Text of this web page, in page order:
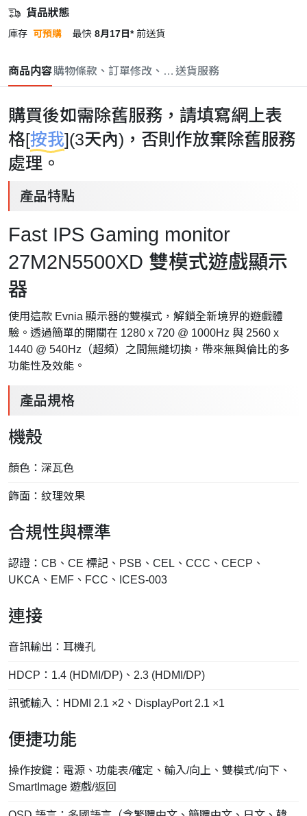
貨品狀態
庫存 可預購 最快 8月17日* 前送貨
商品内容購物條款、訂單修改、取消與退款政策
送貨服務
購買後如需除舊服務，請填寫網上表
格[按我](3天內)，否則作放棄除舊服務
處理。
產品特點
Fast IPS Gaming monitor
27M2N5500XD 雙模式遊戲顯示
器
使用這款 Evnia 顯示器的雙模式，解鎖全新境界的遊戲體
驗。透過簡單的開關在 1280 x 720 @ 1000Hz 與 2560 x
1440 @ 540Hz（超頻）之間無縫切換，帶來無與倫比的多
功能性及效能。
產品規格
機殼
顏色：深瓦色
飾面：紋理效果
合規性與標準
認證：CB、CE 標記、PSB、CEL、CCC、CECP、
UKCA、EMF、FCC、ICES-003
連接
音訊輸出：耳機孔
HDCP：1.4 (HDMI/DP)、2.3 (HDMI/DP)
訊號輸入：HDMI 2.1 ×2、DisplayPort 2.1 ×1
便捷功能
操作按鍵：電源、功能表/確定、輸入/向上、雙模式/向下、
SmartImage 遊戲/返回